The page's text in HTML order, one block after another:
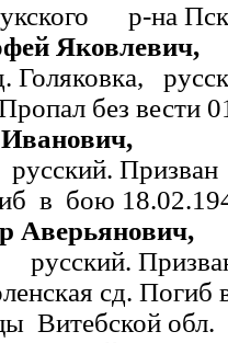
р-на
Яковлевич,
Голяковка,
без вести
русский.
в бою
русский.
сд. По­гиб
Витебской обл.